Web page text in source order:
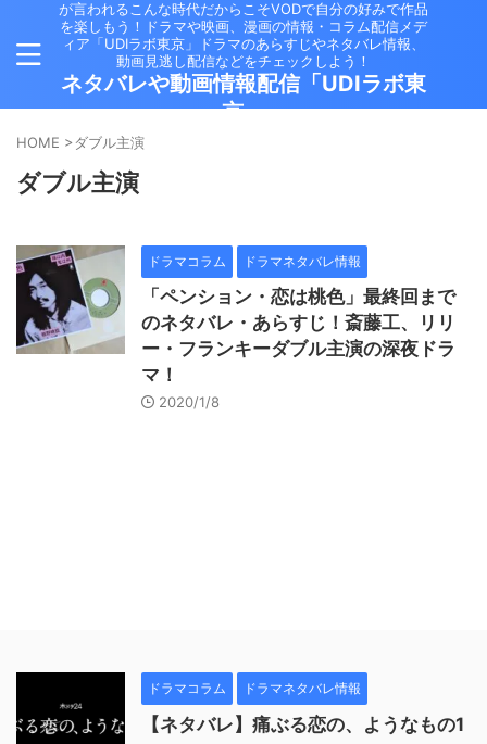
が言われるこんな時代だからこそVODで自分の好みで作品
を楽しもう！ドラマや映画、漫画の情報・コラム配信メデ
ィア「UDIラボ東京」ドラマのあらすじやネタバレ情報、
動画見逃し配信などをチェックしよう！
ネタバレや動画情報配信「UDIラボ東
京」
HOME >ダブル主演
ダブル主演
ドラマコラム ドラマネタバレ情報
「ペンション・恋は桃色」最終回まで
のネタバレ・あらすじ！斎藤工、リリ
ー・フランキーダブル主演の深夜ドラ
マ！
2020/1/8
ドラマコラム ドラマネタバレ情報
【ネタバレ】痛ぶる恋の、ようなもの1